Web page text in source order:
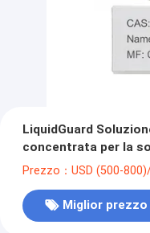
LiquidGuard
concentrata per la
de-icing
Prezzo：USD (500-
Miglior prezzo